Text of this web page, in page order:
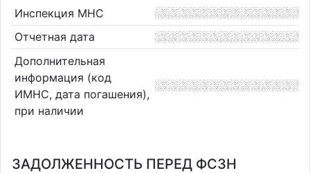
Инспекция МНС
Отчетная дата
Дополнительная
информация (код
ИМНС, дата погашения),
при наличии
ЗАДОЛЖЕННОСТЬ ПЕРЕД ФСЗН